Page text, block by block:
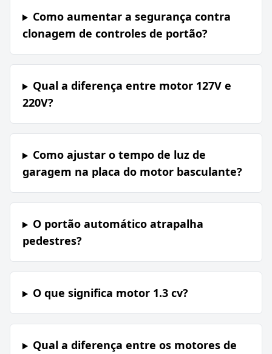
Como aumentar a segurança contra
clonagem de controles de portão?
Qual a diferença entre motor 127V e
220V?
Como ajustar o tempo de luz de
garagem na placa do motor basculante?
O portão automático atrapalha
pedestres?
O que significa motor 1.3 cv?
Qual a diferença entre os motores de